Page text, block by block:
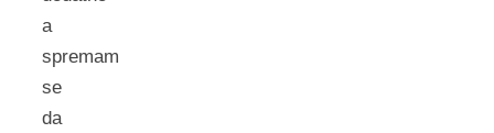
a
spremam
se
da